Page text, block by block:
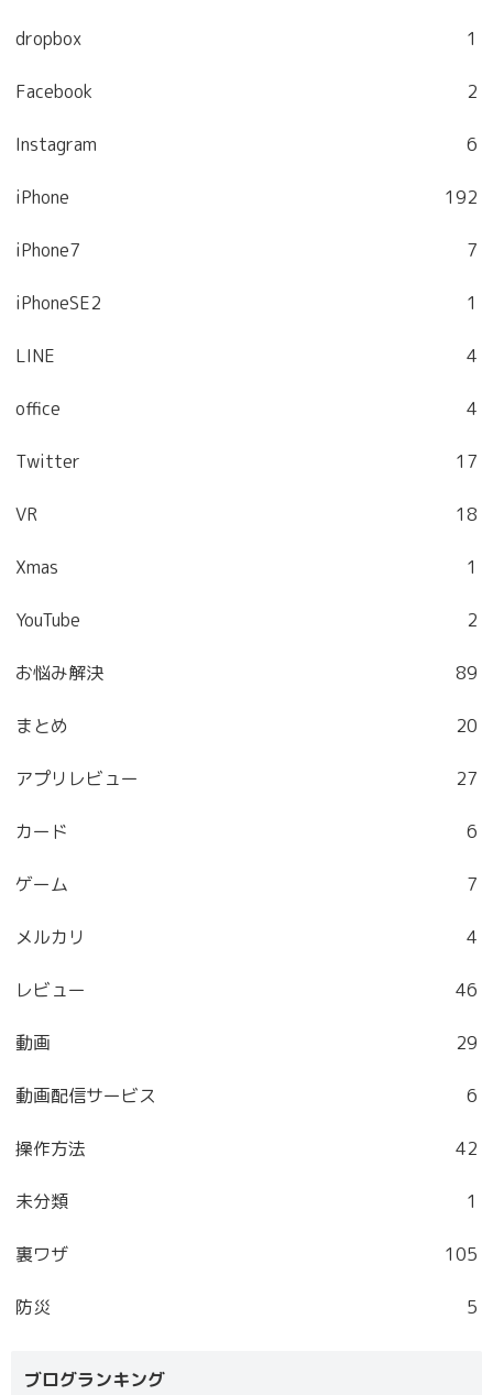
dropbox 1
Facebook 2
Instagram 6
iPhone 192
iPhone7 7
iPhoneSE2 1
LINE 4
office 4
Twitter 17
VR 18
Xmas 1
YouTube 2
お悩み解決 89
まとめ 20
アプリレビュー 27
カード 6
ゲーム 7
メルカリ 4
レビュー 46
動画 29
動画配信サービス 6
操作方法 42
未分類 1
裏ワザ 105
防災 5
ブログランキング